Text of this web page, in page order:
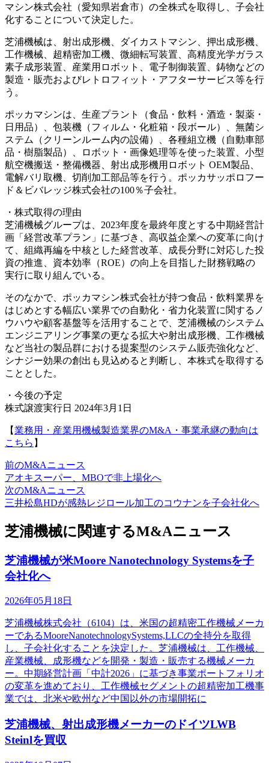
マシン株式会社（愛知県岩倉市）の全株式を取得し、子会社
化することについて決定した。
芝浦機械は、射出成形機、ダイカストマシン、押出成形機、
工作機械、超精密加工機、微細転写装置、高精度光学ガラス
素子成形装置、産業用ロボット、電子制御装置、鋳物などの
製造・販売およびレトロフィット・アフターサービス等を行
う。
ポッカマシンは、生産プラント（食品・飲料・酒造・製薬・
日用品）、包装機（フィルム・化粧箱・段ボール）、無菌シ
ステム（クリーンルーム内の設備）、各種組立機（自動車部
品・樹脂製品）、ロボット・画像処理等を使った装置、小型
航空機搬送・整備機器、射出成形機用ロボット OEM製品、
電解バリ取機、切削加工部品等を行う。ポッカサッポロフー
ド＆ビバレッジ株式会社の100％子会社。
・株式取得の理由
芝浦機械グループは、2023年度を最終年度とする中期経営計
画「経営改革プラン」に基づき、高収益企業への変革に向け
て、組織再編を中核とした経営改革、成長分野に対応した投
資の推進、資本効率（ROE）の向上を目指した財務戦略の
実行に取り組んでいる。
そのなかで、ポッカマシン株式会社が持つ食品・飲料業界を
はじめとする幅広い業界での自動化・省力化装置に関するノ
ウハウや顧客基盤等を活用することで、芝浦機械のシステム
エンジニアリング事業の更なる拡大や射出成形機、工作機械
など当社の製品群における提案型のシステム販売強化など、
シナジー効果の創出も見込めると判断し、本株式を取得する
こととした。
・今後の予定
株式譲渡実行日 2024年3月1日
【業務用・産業用機械製造業界のM&A・事業承継の動向は
こちら 】
前のM&Aニュース
アオキスーパー、MBOで非上場化へ
次のM&Aニュース
三井松島HDが感熱レジロール加工のコウナンを子会社化へ
芝浦機械に関連するM&Aニュース
芝浦機械が米Moore Nanotechnology Systemsを子
会社化へ
2026年05月18日
芝浦機械株式会社（6104）は、米国の超精密工作機械メーカ
ーであるMooreNanotechnologySystems,LLCの全持分を取得
し、子会社化することを決定した。芝浦機械は、工作機械、
産業機械、成形機などを開発・製造・販売する機械メーカ
ー。中期経営計画「中計2026」に基づき事業ポートフォリオ
の変革を進めており、工作機械セグメントの超精密加工機事
業では、北米や欧州など中国以外の市場開拓に
芝浦機械、射出成形機メーカーのドイツLWB
Steinlを買収